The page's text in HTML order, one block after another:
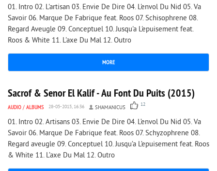
01. Intro 02. L'artisan 03. Envie De Dire 04. L'envol Du Nid 05. Va
Savoir 06. Marque De Fabrique feat. Roos 07. Schisophrene 08.
Regard Aveugle 09. Conceptuel 10. Jusqu'a L'epuisement feat.
Roos & White 11. L'axe Du Mal 12. Outro
MORE
2 742 0
Sacrof & Senor El Kalif - Au Font Du Puits (2015)
AUDIO / ALBUMS 28-05-2015, 16:36 SHAMANICUS 12
01. Intro 02. Artisans 03. Envie De Dire 04. L’envol Du Nid 05. Va
Savoir 06. Marque De Fabrique feat. Roos 07. Schyzophrene 08.
Regard aveugle 09. Conceptuel 10. Jusqu’a L’epuisement feat. Roos
& White 11. L’axe Du Mal 12. Outro